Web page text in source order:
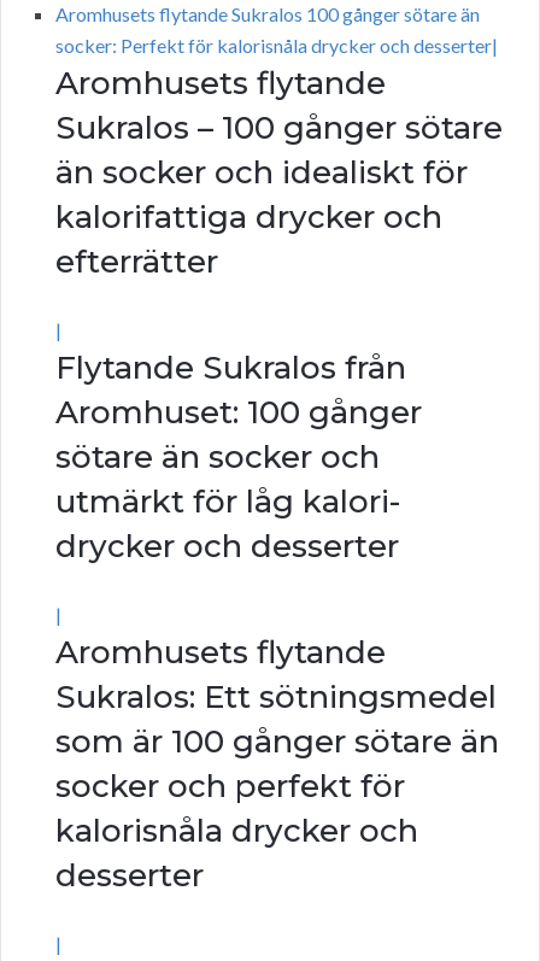
Aromhusets flytande Sukralos 100 gånger sötare än
socker: Perfekt för kalorisnåla drycker och desserter|
Aromhusets flytande
Sukralos – 100 gånger sötare
än socker och idealiskt för
kalorifattiga drycker och
efterrätter
|
Flytande Sukralos från
Aromhuset: 100 gånger
sötare än socker och
utmärkt för låg kalori-
drycker och desserter
|
Aromhusets flytande
Sukralos: Ett sötningsmedel
som är 100 gånger sötare än
socker och perfekt för
kalorisnåla drycker och
desserter
|